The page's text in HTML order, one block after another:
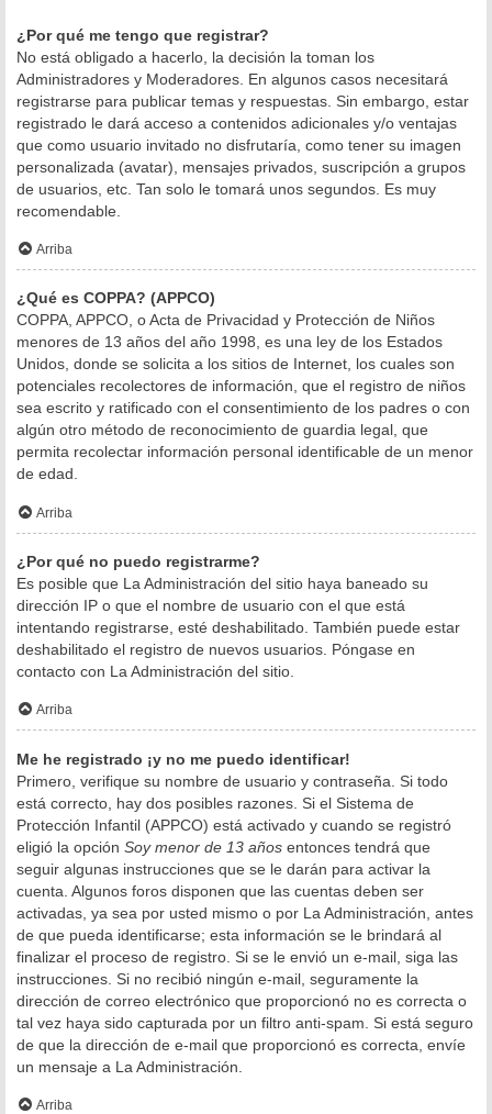
¿Por qué me tengo que registrar?
No está obligado a hacerlo, la decisión la toman los
Administradores y Moderadores. En algunos casos necesitará
registrarse para publicar temas y respuestas. Sin embargo, estar
registrado le dará acceso a contenidos adicionales y/o ventajas
que como usuario invitado no disfrutaría, como tener su imagen
personalizada (avatar), mensajes privados, suscripción a grupos
de usuarios, etc. Tan solo le tomará unos segundos. Es muy
recomendable.
Arriba
¿Qué es COPPA? (APPCO)
COPPA, APPCO, o Acta de Privacidad y Protección de Niños
menores de 13 años del año 1998, es una ley de los Estados
Unidos, donde se solicita a los sitios de Internet, los cuales son
potenciales recolectores de información, que el registro de niños
sea escrito y ratificado con el consentimiento de los padres o con
algún otro método de reconocimiento de guardia legal, que
permita recolectar información personal identificable de un menor
de edad.
Arriba
¿Por qué no puedo registrarme?
Es posible que La Administración del sitio haya baneado su
dirección IP o que el nombre de usuario con el que está
intentando registrarse, esté deshabilitado. También puede estar
deshabilitado el registro de nuevos usuarios. Póngase en
contacto con La Administración del sitio.
Arriba
Me he registrado ¡y no me puedo identificar!
Primero, verifique su nombre de usuario y contraseña. Si todo
está correcto, hay dos posibles razones. Si el Sistema de
Protección Infantil (APPCO) está activado y cuando se registró
eligió la opción Soy menor de 13 años entonces tendrá que
seguir algunas instrucciones que se le darán para activar la
cuenta. Algunos foros disponen que las cuentas deben ser
activadas, ya sea por usted mismo o por La Administración, antes
de que pueda identificarse; esta información se le brindará al
finalizar el proceso de registro. Si se le envió un e-mail, siga las
instrucciones. Si no recibió ningún e-mail, seguramente la
dirección de correo electrónico que proporcionó no es correcta o
tal vez haya sido capturada por un filtro anti-spam. Si está seguro
de que la dirección de e-mail que proporcionó es correcta, envíe
un mensaje a La Administración.
Arriba